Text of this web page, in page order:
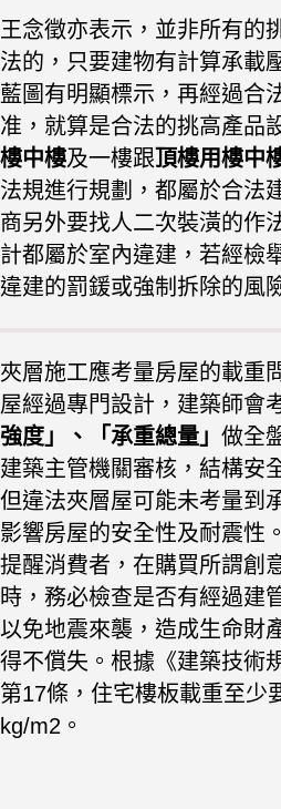
王念徵亦表示，並非所有的
法的，只要建物有計算承載
藍圖有明顯標示，再經過合
准，就算是合法的挑高產品
樓中樓及一樓跟頂樓用樓中
法規進行規劃，都屬於合法
商另外要找人二次裝潢的作
計都屬於室內違建，若經檢
違建的罰鍰或強制拆除的風
夾層施工應考量房屋的載重
屋經過專門設計，建築師會
強度」、「承重總量」 做全
建築主管機關審核，結構安
但違法夾層屋可能未考量到
影響房屋的安全性及耐震性
提醒消費者，在購買所謂創
時，務必檢查是否有經過建
以免地震來襲，造成生命財
得不償失。 根據《建築技術
第17條，住宅樓板載重至少
kg/m2。